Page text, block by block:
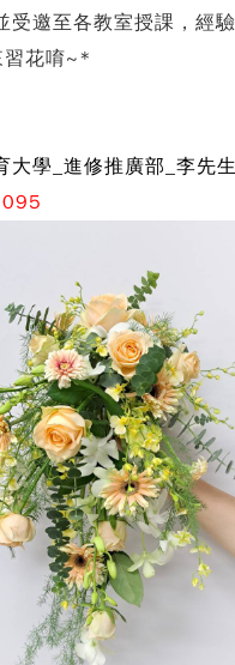
受邀至各教室授課，經
習花唷~*
學_ 進修推廣部 _李先生